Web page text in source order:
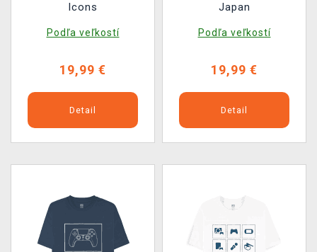
Icons
Podľa veľkostí
19,99 €
Detail
Japan
Podľa veľkostí
19,99 €
Detail